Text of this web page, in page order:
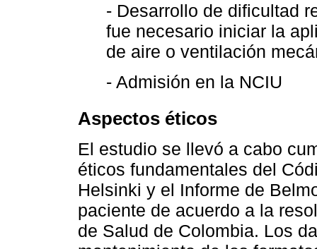
- Desarrollo de dificultad
fue necesario iniciar la
de aire o ventilación
- Admisión en la NCIU
Aspectos éticos
El estudio se llevó a cabo
éticos fundamentales del
Helsinki y el Informe de
paciente de acuerdo a la
de Salud de Colombia. Los